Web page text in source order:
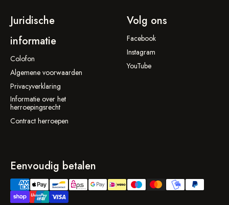
Juridische
informatie
Colofon
Algemene voorwaarden
Privacyverklaring
Informatie over het
herroepingsrecht
Contract herroepen
Volg ons
Facebook
Instagram
YouTube
Eenvoudig betalen